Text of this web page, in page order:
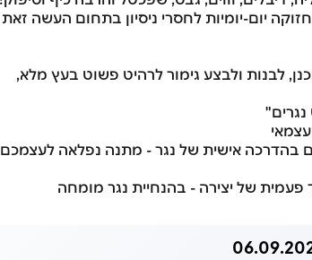
לעבודות שיפוץ ותחזוקה יום-יומיות לחסרי ניסיון בתחום העשה זאת
פגישות בהן לומדים לתכנן, לבנות ולבצע גימור לרהיט פשוט בעץ מלא,
בהדרכה אישית של נגר - מתנה נפלאה לעצמכם
פעמית של יצירה - בהנחיית נגר מומחה